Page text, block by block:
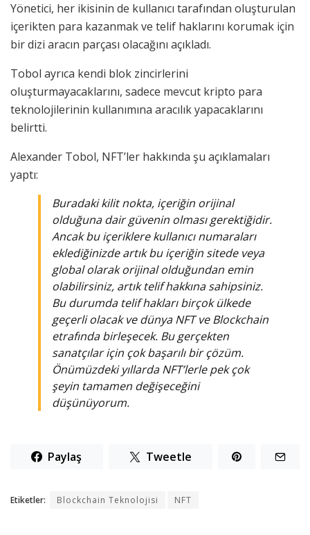
Yönetici, her ikisinin de kullanıcı tarafından oluşturulan
içerikten para kazanmak ve telif haklarını korumak için
bir dizi aracın parçası olacağını açıkladı.
Tobol ayrıca kendi blok zincirlerini
oluşturmayacaklarını, sadece mevcut kripto para
teknolojilerinin kullanımına aracılık yapacaklarını
belirtti.
Alexander Tobol, NFT’ler hakkında şu açıklamaları
yaptı:
Buradaki kilit nokta, içeriğin orijinal
olduğuna dair güvenin olması gerektiğidir.
Ancak bu içeriklere kullanıcı numaraları
eklediğinizde artık bu içeriğin sitede veya
global olarak orijinal olduğundan emin
olabilirsiniz, artık telif hakkına sahipsiniz.
Bu durumda telif hakları birçok ülkede
geçerli olacak ve dünya NFT ve Blockchain
etrafında birleşecek. Bu gerçekten
sanatçılar için çok başarılı bir çözüm.
Önümüzdeki yıllarda NFT’lerle pek çok
şeyin tamamen değişeceğini
düşünüyorum.
Paylaş Tweetle
Etiketler: Blockchain Teknolojisi NFT